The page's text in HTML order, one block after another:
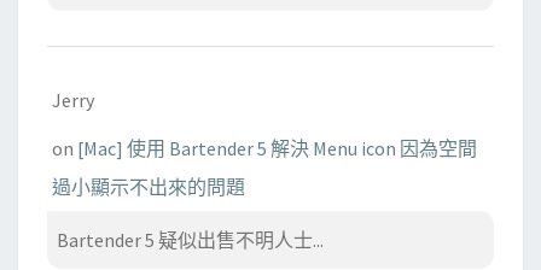
Jerry
on [Mac] 使用 Bartender 5 解決 Menu icon 因為空間
過小顯示不出來的問題
Bartender 5 疑似出售不明人士...